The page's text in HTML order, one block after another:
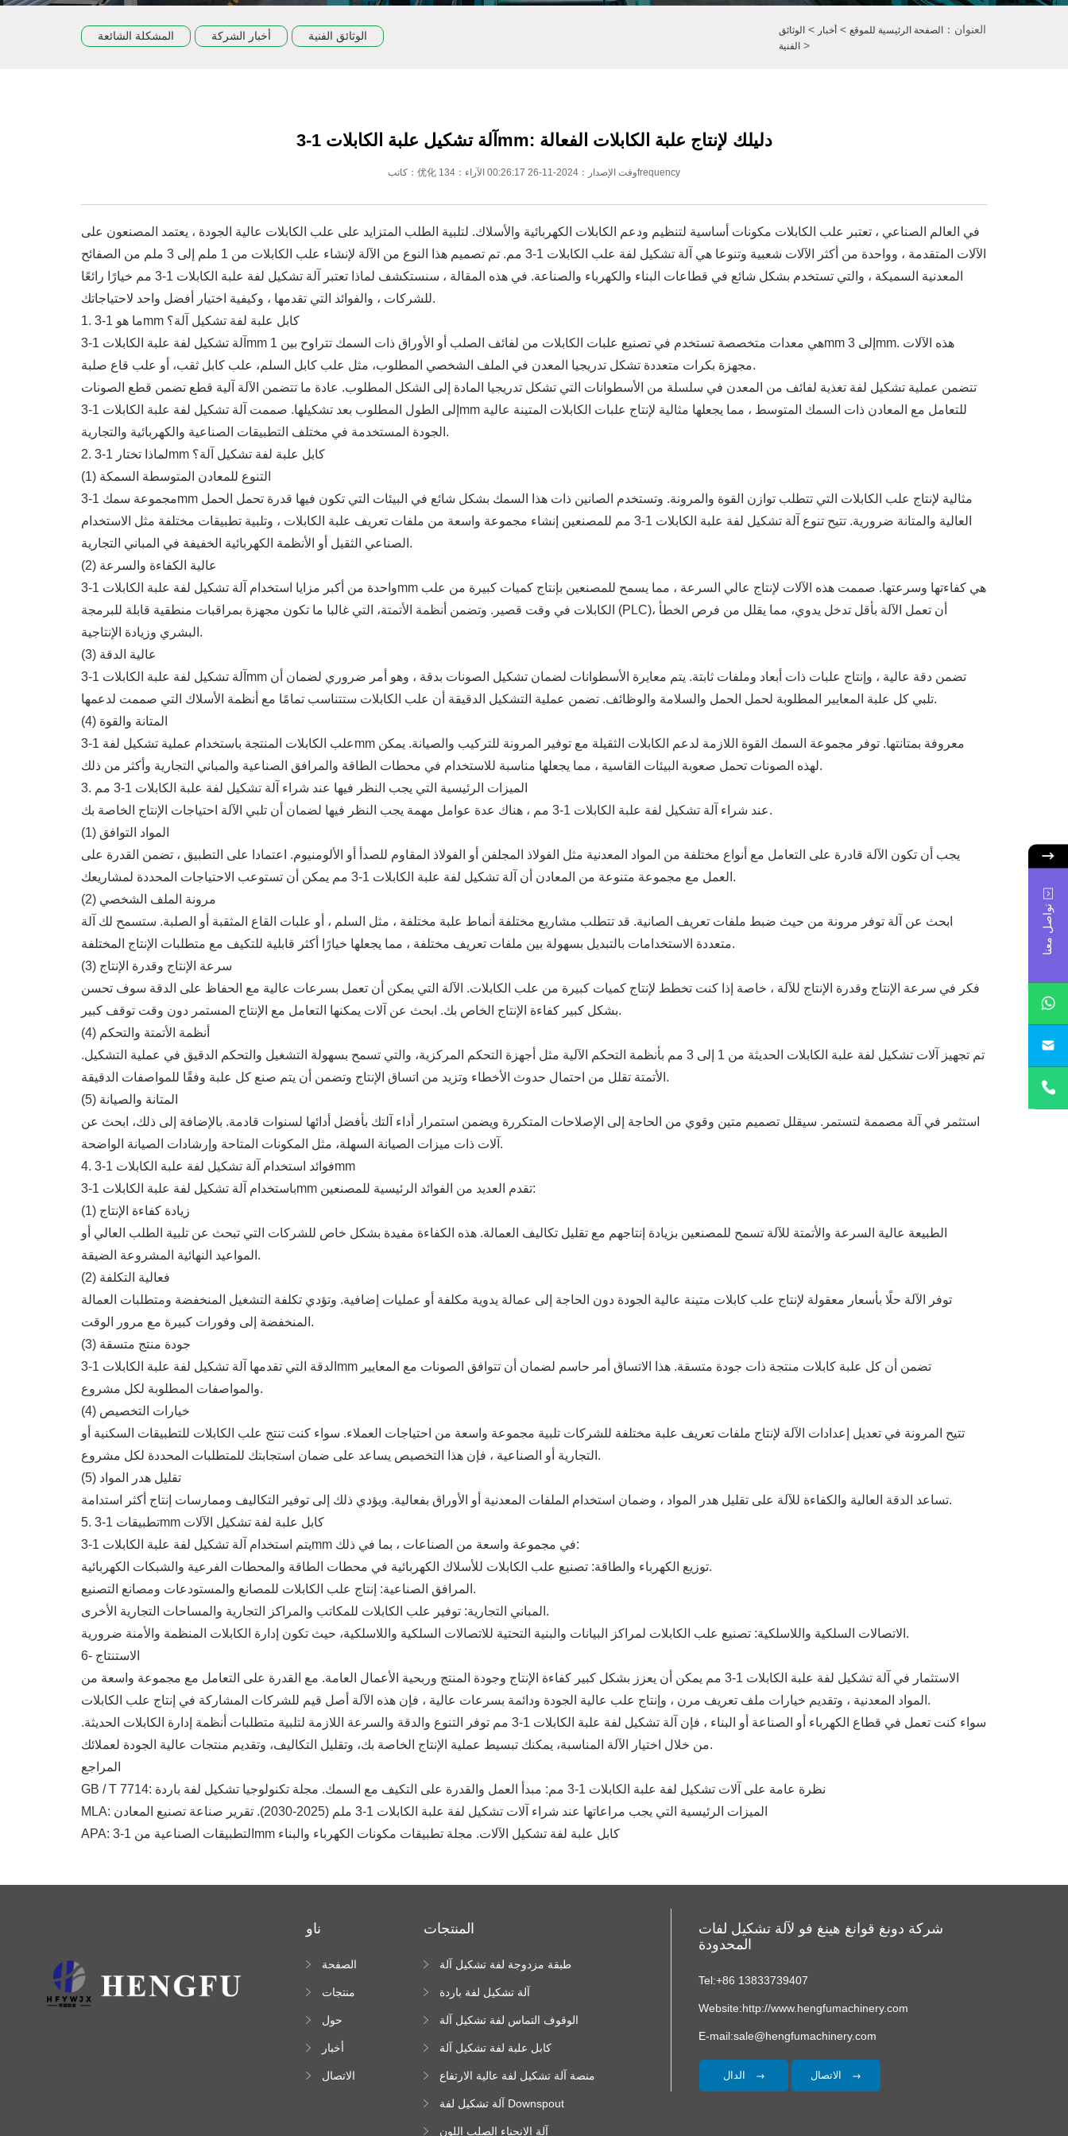
المشكلة الشائعة أخبار الشركة الوثائق الفنية العنوان： الصفحة الرئيسية للموقع >أخبار > الوثائق
الفنية >
آلة تشكيل علبة الكابلات 1-3mm: دليلك لإنتاج علبة الكابلات الفعالة
كاتب：优化 وقت الإصدار：2024-11-26 00:26:17 الآراء：134frequency
في العالم الصناعي ، تعتبر علب الكابلات مكونات أساسية لتنظيم ودعم الكابلات الكهربائية والأسلاك. لتلبية الطلب المتزايد على علب الكابلات عالية الجودة ، يعتمد المصنعون على
الآلات المتقدمة ، وواحدة من أكثر الآلات شعبية وتنوعا هي آلة تشكيل لفة علب الكابلات 1-3 مم. تم تصميم هذا النوع من الآلة لإنشاء علب الكابلات من 1 ملم إلى 3 ملم من الصفائح
المعدنية السميكة ، والتي تستخدم بشكل شائع في قطاعات البناء والكهرباء والصناعة. في هذه المقالة ، سنستكشف لماذا تعتبر آلة تشكيل لفة علبة الكابلات 1-3 مم خيارًا رائعًا
للشركات ، والفوائد التي تقدمها ، وكيفية اختيار أفضل واحد لاحتياجاتك.
1. ما هو 1-3mm كابل علبة لفة تشكيل آلة؟
آلة تشكيل لفة علبة الكابلات 1-3mm هي معدات متخصصة تستخدم في تصنيع علبات الكابلات من لفائف الصلب أو الأوراق ذات السمك تتراوح بين 1mm إلى 3mm. هذه الآلات
مجهزة بكرات متعددة تشكل تدريجيا المعدن في الملف الشخصي المطلوب، مثل علب كابل السلم، علب كابل ثقب، أو علب قاع صلبة.
تتضمن عملية تشكيل لفة تغذية لفائف من المعدن في سلسلة من الأسطوانات التي تشكل تدريجيا المادة إلى الشكل المطلوب. عادة ما تتضمن الآلة آلية قطع تضمن قطع الصونات
إلى الطول المطلوب بعد تشكيلها. صممت آلة تشكيل لفة علبة الكابلات 1-3mm للتعامل مع المعادن ذات السمك المتوسط ، مما يجعلها مثالية لإنتاج علبات الكابلات المتينة عالية
الجودة المستخدمة في مختلف التطبيقات الصناعية والكهربائية والتجارية.
2. لماذا تختار 1-3mm كابل علبة لفة تشكيل آلة؟
(1) التنوع للمعادن المتوسطة السمكة
مجموعة سمك 1-3mm مثالية لإنتاج علب الكابلات التي تتطلب توازن القوة والمرونة. وتستخدم الصانين ذات هذا السمك بشكل شائع في البيئات التي تكون فيها قدرة تحمل الحمل
العالية والمتانة ضرورية. تتيح تنوع آلة تشكيل لفة علبة الكابلات 1-3 مم للمصنعين إنشاء مجموعة واسعة من ملفات تعريف علبة الكابلات ، وتلبية تطبيقات مختلفة مثل الاستخدام
الصناعي الثقيل أو الأنظمة الكهربائية الخفيفة في المباني التجارية.
(2) عالية الكفاءة والسرعة
واحدة من أكبر مزايا استخدام آلة تشكيل لفة علبة الكابلات 1-3mm هي كفاءتها وسرعتها. صممت هذه الآلات لإنتاج عالي السرعة ، مما يسمح للمصنعين بإنتاج كميات كبيرة من علب
الكابلات في وقت قصير. وتضمن أنظمة الأتمتة، التي غالبا ما تكون مجهزة بمراقبات منطقية قابلة للبرمجة (PLC)، أن تعمل الآلة بأقل تدخل يدوي، مما يقلل من فرص الخطأ
البشري وزيادة الإنتاجية.
(3) عالية الدقة
آلة تشكيل لفة علبة الكابلات 1-3mm تضمن دقة عالية ، وإنتاج علبات ذات أبعاد وملفات ثابتة. يتم معايرة الأسطوانات لضمان تشكيل الصونات بدقة ، وهو أمر ضروري لضمان أن
تلبي كل علبة المعايير المطلوبة لحمل الحمل والسلامة والوظائف. تضمن عملية التشكيل الدقيقة أن علب الكابلات ستتناسب تمامًا مع أنظمة الأسلاك التي صممت لدعمها.
(4) المتانة والقوة
علب الكابلات المنتجة باستخدام عملية تشكيل لفة 1-3mm معروفة بمتانتها. توفر مجموعة السمك القوة اللازمة لدعم الكابلات الثقيلة مع توفير المرونة للتركيب والصيانة. يمكن
لهذه الصونات تحمل صعوبة البيئات القاسية ، مما يجعلها مناسبة للاستخدام في محطات الطاقة والمرافق الصناعية والمباني التجارية وأكثر من ذلك.
3. الميزات الرئيسية التي يجب النظر فيها عند شراء آلة تشكيل لفة علبة الكابلات 1-3 مم
عند شراء آلة تشكيل لفة علبة الكابلات 1-3 مم ، هناك عدة عوامل مهمة يجب النظر فيها لضمان أن تلبي الآلة احتياجات الإنتاج الخاصة بك.
(1) المواد التوافق
يجب أن تكون الآلة قادرة على التعامل مع أنواع مختلفة من المواد المعدنية مثل الفولاذ المجلفن أو الفولاذ المقاوم للصدأ أو الألومنيوم. اعتمادا على التطبيق ، تضمن القدرة على
العمل مع مجموعة متنوعة من المعادن أن آلة تشكيل لفة علبة الكابلات 1-3 مم يمكن أن تستوعب الاحتياجات المحددة لمشاريعك.
(2) مرونة الملف الشخصي
ابحث عن آلة توفر مرونة من حيث ضبط ملفات تعريف الصانية. قد تتطلب مشاريع مختلفة أنماط علبة مختلفة ، مثل السلم ، أو علبات القاع المثقبة أو الصلبة. ستسمح لك آلة
متعددة الاستخدامات بالتبديل بسهولة بين ملفات تعريف مختلفة ، مما يجعلها خيارًا أكثر قابلية للتكيف مع متطلبات الإنتاج المختلفة.
(3) سرعة الإنتاج وقدرة الإنتاج
فكر في سرعة الإنتاج وقدرة الإنتاج للآلة ، خاصة إذا كنت تخطط لإنتاج كميات كبيرة من علب الكابلات. الآلة التي يمكن أن تعمل بسرعات عالية مع الحفاظ على الدقة سوف تحسن
بشكل كبير كفاءة الإنتاج الخاص بك. ابحث عن آلات يمكنها التعامل مع الإنتاج المستمر دون وقت توقف كبير.
(4) أنظمة الأتمتة والتحكم
تم تجهيز آلات تشكيل لفة علبة الكابلات الحديثة من 1 إلى 3 مم بأنظمة التحكم الآلية مثل أجهزة التحكم المركزية، والتي تسمح بسهولة التشغيل والتحكم الدقيق في عملية التشكيل.
الأتمتة تقلل من احتمال حدوث الأخطاء وتزيد من اتساق الإنتاج وتضمن أن يتم صنع كل علبة وفقًا للمواصفات الدقيقة.
(5) المتانة والصيانة
استثمر في آلة مصممة لتستمر. سيقلل تصميم متين وقوي من الحاجة إلى الإصلاحات المتكررة ويضمن استمرار أداء آلتك بأفضل أدائها لسنوات قادمة. بالإضافة إلى ذلك، ابحث عن
آلات ذات ميزات الصيانة السهلة، مثل المكونات المتاحة وإرشادات الصيانة الواضحة.
4. فوائد استخدام آلة تشكيل لفة علبة الكابلات 1-3mm
باستخدام آلة تشكيل لفة علبة الكابلات 1-3mm تقدم العديد من الفوائد الرئيسية للمصنعين:
(1) زيادة كفاءة الإنتاج
الطبيعة عالية السرعة والأتمتة للآلة تسمح للمصنعين بزيادة إنتاجهم مع تقليل تكاليف العمالة. هذه الكفاءة مفيدة بشكل خاص للشركات التي تبحث عن تلبية الطلب العالي أو
المواعيد النهائية المشروعة الضيقة.
(2) فعالية التكلفة
توفر الآلة حلًا بأسعار معقولة لإنتاج علب كابلات متينة عالية الجودة دون الحاجة إلى عمالة يدوية مكلفة أو عمليات إضافية. وتؤدي تكلفة التشغيل المنخفضة ومتطلبات العمالة
المنخفضة إلى وفورات كبيرة مع مرور الوقت.
(3) جودة منتج متسقة
الدقة التي تقدمها آلة تشكيل لفة علبة الكابلات 1-3mm تضمن أن كل علبة كابلات منتجة ذات جودة متسقة. هذا الاتساق أمر حاسم لضمان أن تتوافق الصونات مع المعايير
والمواصفات المطلوبة لكل مشروع.
(4) خيارات التخصيص
تتيح المرونة في تعديل إعدادات الآلة لإنتاج ملفات تعريف علبة مختلفة للشركات تلبية مجموعة واسعة من احتياجات العملاء. سواء كنت تنتج علب الكابلات للتطبيقات السكنية أو
التجارية أو الصناعية ، فإن هذا التخصيص يساعد على ضمان استجابتك للمتطلبات المحددة لكل مشروع.
(5) تقليل هدر المواد
تساعد الدقة العالية والكفاءة للآلة على تقليل هدر المواد ، وضمان استخدام الملفات المعدنية أو الأوراق بفعالية. ويؤدي ذلك إلى توفير التكاليف وممارسات إنتاج أكثر استدامة.
5. تطبيقات 1-3mm كابل علبة لفة تشكيل الآلات
يتم استخدام آلة تشكيل لفة علبة الكابلات 1-3mm في مجموعة واسعة من الصناعات ، بما في ذلك:
توزيع الكهرباء والطاقة: تصنيع علب الكابلات للأسلاك الكهربائية في محطات الطاقة والمحطات الفرعية والشبكات الكهربائية.
المرافق الصناعية: إنتاج علب الكابلات للمصانع والمستودعات ومصانع التصنيع.
المباني التجارية: توفير علب الكابلات للمكاتب والمراكز التجارية والمساحات التجارية الأخرى.
الاتصالات السلكية واللاسلكية: تصنيع علب الكابلات لمراكز البيانات والبنية التحتية للاتصالات السلكية واللاسلكية، حيث تكون إدارة الكابلات المنظمة والأمنة ضرورية.
6- الاستنتاج
الاستثمار في آلة تشكيل لفة علبة الكابلات 1-3 مم يمكن أن يعزز بشكل كبير كفاءة الإنتاج وجودة المنتج وربحية الأعمال العامة. مع القدرة على التعامل مع مجموعة واسعة من
المواد المعدنية ، وتقديم خيارات ملف تعريف مرن ، وإنتاج علب عالية الجودة ودائمة بسرعات عالية ، فإن هذه الآلة أصل قيم للشركات المشاركة في إنتاج علب الكابلات.
سواء كنت تعمل في قطاع الكهرباء أو الصناعة أو البناء ، فإن آلة تشكيل لفة علبة الكابلات 1-3 مم توفر التنوع والدقة والسرعة اللازمة لتلبية متطلبات أنظمة إدارة الكابلات الحديثة.
من خلال اختيار الآلة المناسبة، يمكنك تبسيط عملية الإنتاج الخاصة بك، وتقليل التكاليف، وتقديم منتجات عالية الجودة لعملائك.
المراجع
GB / T 7714: نظرة عامة على آلات تشكيل لفة علبة الكابلات 1-3 مم: مبدأ العمل والقدرة على التكيف مع السمك. مجلة تكنولوجيا تشكيل لفة باردة
MLA: الميزات الرئيسية التي يجب مراعاتها عند شراء آلات تشكيل لفة علبة الكابلات 1-3 ملم (2025-2030). تقرير صناعة تصنيع المعادن
APA: التطبيقات الصناعية من 1-3mm كابل علبة لفة تشكيل الآلات. مجلة تطبيقات مكونات الكهرباء والبناء
ناو
الصفحة
منتجات
حول
أخبار
الاتصال
المنتجات
طبقة مزدوجة لفة تشكيل آلة
آلة تشكيل لفة باردة
الوقوف التماس لفة تشكيل آلة
كابل علبة لفة تشكيل آلة
منصة آلة تشكيل لفة عالية الارتفاع
آلة تشكيل لفة Downspout
آلة الانحناء الصلب اللون
شركة دونغ قوانغ هينغ فو لآلة تشكيل لفات
المحدودة
Tel:+86 13833739407
Website:http://www.hengfumachinery.com
E-mail:sale@hengfumachinery.com
تواصل معنا